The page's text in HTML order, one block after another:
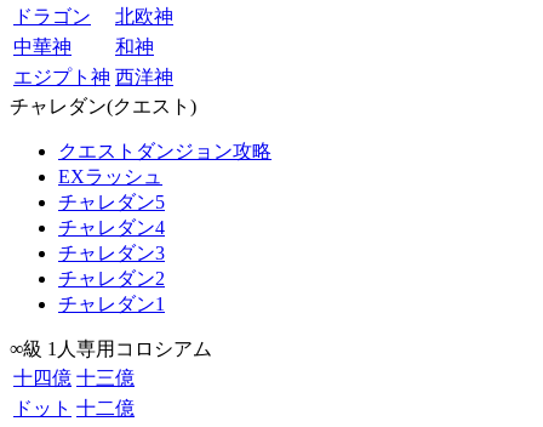
ドラゴン
北欧神
中華神
和神
エジプト神 西洋神
チャレダン(クエスト)
クエストダンジョン攻略
EXラッシュ
チャレダン5
チャレダン4
チャレダン3
チャレダン2
チャレダン1
∞級 1人専用コロシアム
十四億 十三億
ドット 十二億